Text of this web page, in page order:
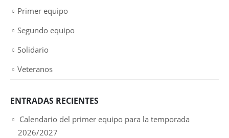
Primer equipo
Segundo equipo
Solidario
Veteranos
ENTRADAS RECIENTES
Calendario del primer equipo para la temporada
2026/2027